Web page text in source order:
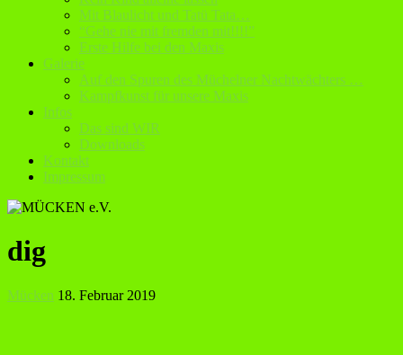
Mit Blaulicht und Tatü Tata…
“Gehe nie mit fremden mit!!!!”
Erste Hilfe bei den Maxis
Galerie
Auf den Spuren des Müchelner Nachtwächters …
Kampfkunst für unsere Maxis
Infos
Das sind WIR
Downloads
Kontakt
Impressum
dig
Mücken 18. Februar 2019